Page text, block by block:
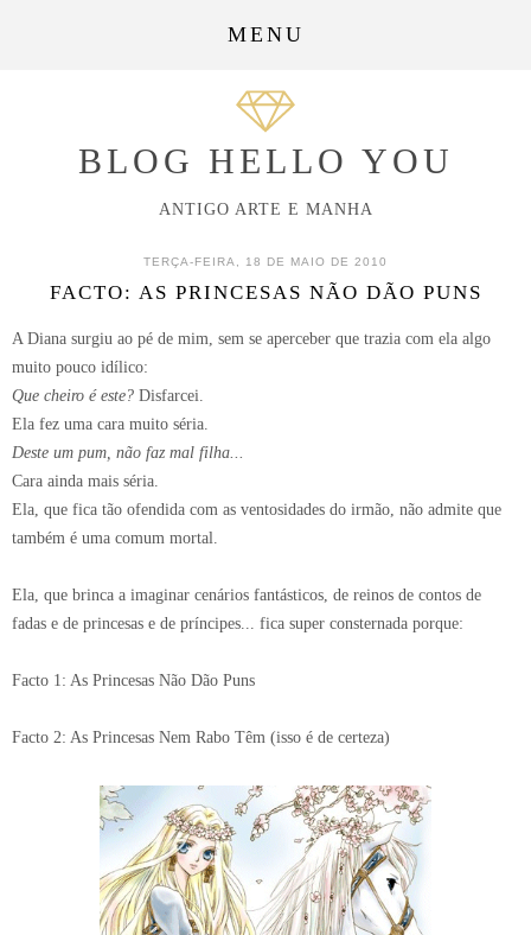
MENU
BLOG HELLO YOU
ANTIGO ARTE E MANHA
TERÇA-FEIRA, 18 DE MAIO DE 2010
FACTO: AS PRINCESAS NÃO DÃO PUNS
A Diana surgiu ao pé de mim, sem se aperceber que trazia com ela algo
muito pouco idílico:
Que cheiro é este? Disfarcei.
Ela fez uma cara muito séria.
Deste um pum, não faz mal filha...
Cara ainda mais séria.
Ela, que fica tão ofendida com as ventosidades do irmão, não admite que
também é uma comum mortal.
Ela, que brinca a imaginar cenários fantásticos, de reinos de contos de
fadas e de princesas e de príncipes... fica super consternada porque:
Facto 1: As Princesas Não Dão Puns
Facto 2: As Princesas Nem Rabo Têm (isso é de certeza)